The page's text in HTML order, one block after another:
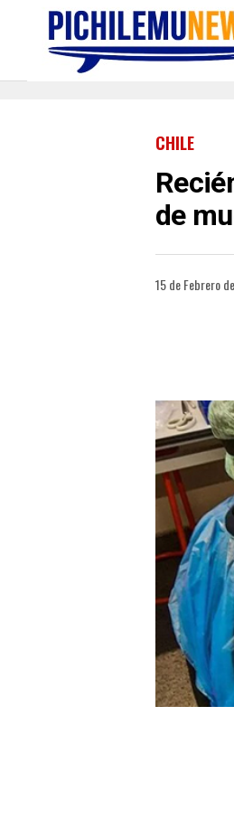
CHILE
de
15 de Febrero